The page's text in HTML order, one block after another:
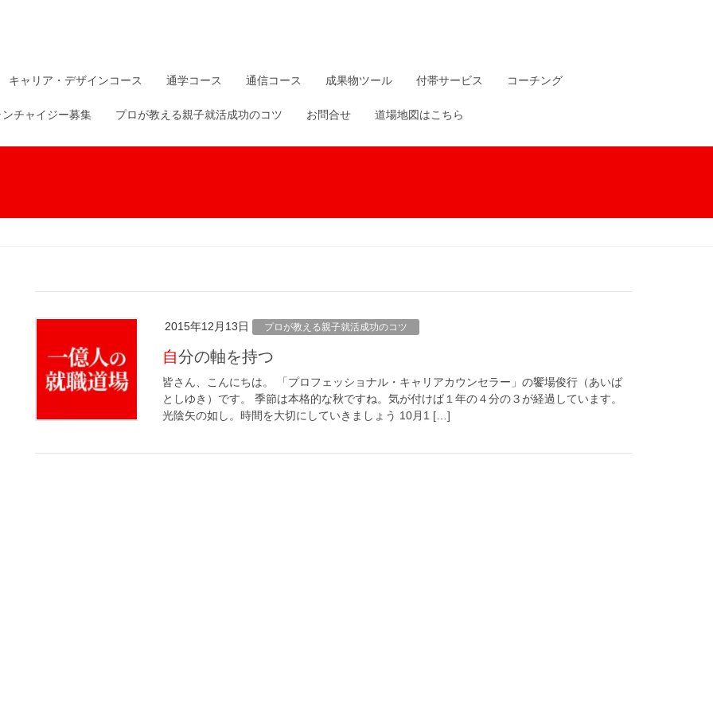
キャリア・デザインコース 通学コース 通信コース 成果物ツール 付帯サービス コーチング
ンチャイジー募集 プロが教える親子就活成功のコツ お問合せ 道場地図はこちら
2015年12月13日 プロが教える親子就活成功のコツ
自分の軸を持つ
皆さん、こんにちは。 「プロフェッショナル・キャリアカウンセラー」の饗場俊行（あいば
としゆき）です。 季節は本格的な秋ですね。気が付けば１年の４分の３が経過しています。
光陰矢の如し。時間を大切にしていきましょう 10月1 […]